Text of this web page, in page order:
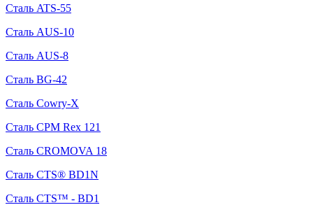
Сталь ATS-55
Сталь AUS-10
Сталь AUS-8
Сталь BG-42
Сталь Cowry-X
Сталь CPM Rex 121
Сталь CROMOVA 18
Сталь CTS® BD1N
Сталь CTS™ - BD1